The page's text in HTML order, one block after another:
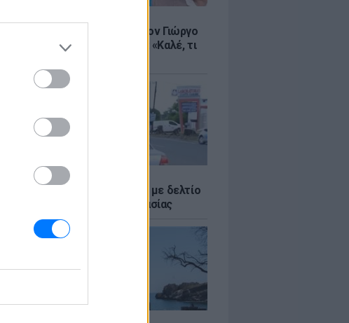
Η Μαριάννα Γεωργαντή είδε τον Γιώργο
Φραγκούλη και έμεινε άφωνη: «Καλέ, τι
ΕΙΔΗΣΕΙΣ
Πουέρτο Ρίκο: Διανομή νερού με δελτίο
εν μέσω παρατεταμένης ξηρασίας